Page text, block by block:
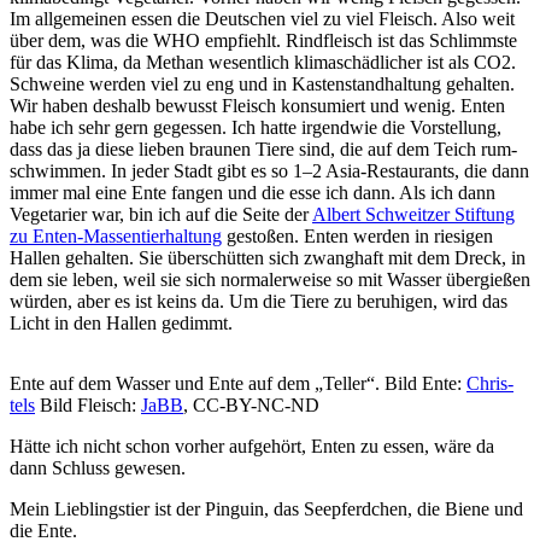
Im all­ge­mei­nen essen die Deut­schen viel zu viel Fleisch. Also weit
über dem, was die WHO emp­fiehlt. Rind­fleisch ist das Schlimms­te
für das Kli­ma, da Methan wesent­lich kli­ma­schäd­li­cher ist als CO2.
Schwei­ne wer­den viel zu eng und in Kas­ten­stand­hal­tung gehal­ten.
Wir haben des­halb bewusst Fleisch kon­su­miert und wenig. Enten
habe ich sehr gern geges­sen. Ich hat­te irgend­wie die Vor­stel­lung,
dass das ja die­se lie­ben brau­nen Tie­re sind, die auf dem Teich rum­
schwim­men. In jeder Stadt gibt es so 1–2 Asia-Restau­rants, die dann
immer mal eine Ente fan­gen und die esse ich dann. Als ich dann
Vege­ta­ri­er war, bin ich auf die Sei­te derAlbert Schweit­zer Stif­tung
zu Enten-Mas­sen­tier­hal­tung gesto­ßen. Enten wer­den in rie­si­gen
Hal­len gehal­ten. Sie über­schüt­ten sich zwang­haft mit dem Dreck, in
dem sie leben, weil sie sich nor­ma­ler­wei­se so mit Was­ser über­gie­ßen
wür­den, aber es ist keins da. Um die Tie­re zu beru­hi­gen, wird das
Licht in den Hal­len gedimmt.
Ente auf dem Was­ser und Ente auf dem „Tel­ler“. Bild Ente: Chris­
tels Bild Fleisch: JaBB, CC-BY-NC-ND
Hät­te ich nicht schon vor­her auf­ge­hört, Enten zu essen, wäre da
dann Schluss gewesen.
Mein Lieb­lings­tier ist der Pin­gu­in, das See­pferd­chen, die Bie­ne und
die Ente.